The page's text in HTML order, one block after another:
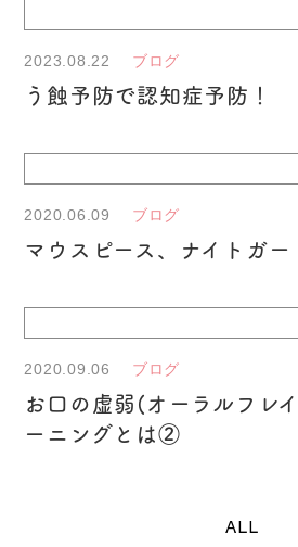
2023.08.22 ブログ
う蝕予防で認知症予防！
2020.06.09 ブログ
マウスピース、ナイトガー
2020.09.06 ブログ
お口の虚弱(オーラルフレ
ーニングとは②
ALL